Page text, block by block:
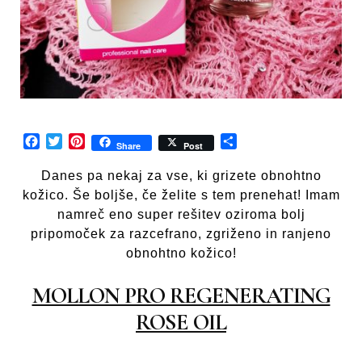
Facebook
TwitterPinterest
Share Post
Danes pa nekaj za vse, ki grizete obnohtno
kožico. Še boljše, če želite s tem prenehat! Imam
namreč eno super rešitev oziroma bolj
pripomoček za razcefrano, zgriženo in ranjeno
obnohtno kožico!
MOLLON PRO REGENERATING
ROSE OIL